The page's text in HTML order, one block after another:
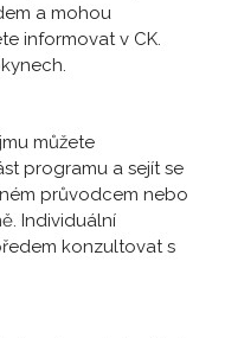
a mohou
informovat v CK.
můžete
programu a sejít se
průvodcem nebo
Individuální
konzultovat s